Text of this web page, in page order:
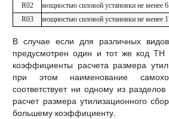
R02
мощностью силовой установки не менее
R03
мощностью силовой установки не менее
В случае если для различных
предусмотрен один и тот же код ТН
коэффициенты расчета размера
при этом наименование
соответствует ни одному из
расчет размера утилизационного
большему коэффициенту.